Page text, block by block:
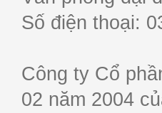
Số điện thoại:
Công ty Cổ
02 năm 2004